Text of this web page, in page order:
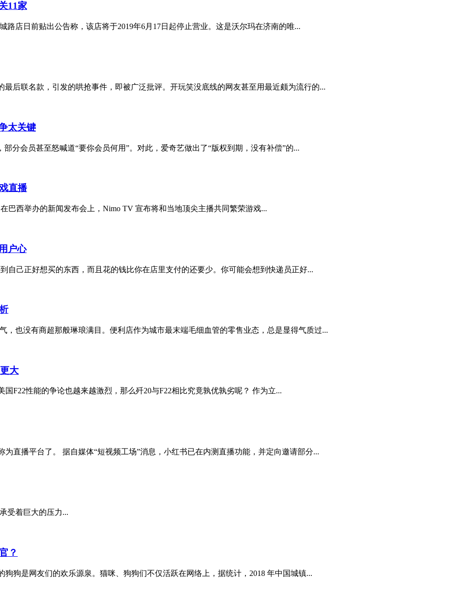
11家
店日前贴出公告称，该店将于2019年6月17日起停止营业。这是沃尔玛在济南的唯...
后联名款，引发的哄抢事件，即被广泛批评。开玩笑没底线的网友甚至用最近颇为流行的...
太关键
分会员甚至怒喊道“要你会员何用”。对此，爱奇艺做出了“版权到期，没有补偿”的...
直播
巴西举办的新闻发布会上，Nimo TV 宣布将和当地顶尖主播共同繁荣游戏...
户心
自己正好想买的东西，而且花的钱比你在店里支付的还要少。你可能会想到快递员正好...
，也没有商超那般琳琅满目。便利店作为城市最末端毛细血管的零售业态，总是显得气质过...
大
F22性能的争论也越来越激烈，那么歼20与F22相比究竟孰优孰劣呢？ 作为立...
直播平台了。 据自媒体“短视频工场”消息，小红书已在内测直播功能，并定向邀请部分...
受着巨大的压力...
？
狗是网友们的欢乐源泉。猫咪、狗狗们不仅活跃在网络上，据统计，2018 年中国城镇...